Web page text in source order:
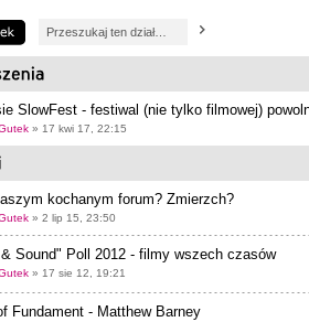
SlowFest - festiwal (nie tylko filmowej)
» 17 kwi 17, 22:15
kochanym forum? Zmierzch?
» 2 lip 15, 23:50
Sound" Poll 2012 - filmy wszech czasów
» 17 sie 12, 19:21
Fundament - Matthew Barney